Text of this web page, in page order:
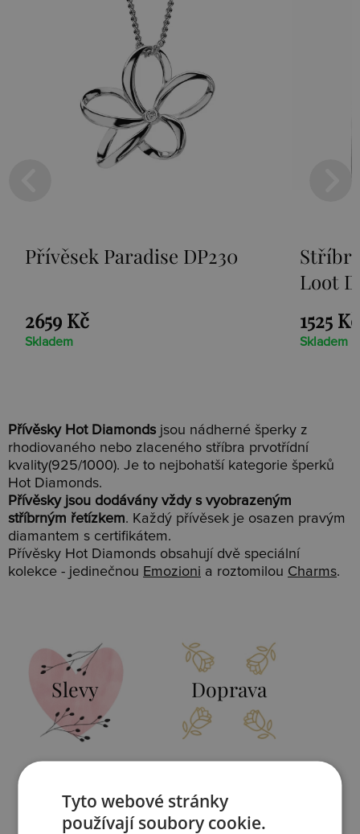
Přívěsek Paradise DP230
2659 Kč
Skladem
Loot
1525 Kč
Skladem
Přívěsky Hot Diamonds jsou nádherné šperky z
rhodiovaného nebo zlaceného stříbra prvotřídní
kvality(925/1000). Je to nejbohatší kategorie šperků
Hot Diamonds.
Přívěsky jsou dodávány vždy s vyobrazeným
stříbrným řetízkem. Každý přívěsek je osazen pravým
diamantem s certifikátem.
Přívěsky Hot Diamonds obsahují dvě speciální
kolekce - jedinečnou Emozioni a roztomilou Charms.
Slevy Doprava
Tyto webové stránky
používají soubory cookie.